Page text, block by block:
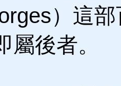
）這
屬後者。